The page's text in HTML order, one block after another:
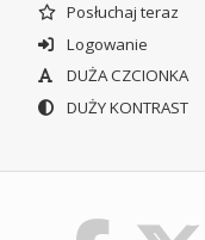
Posłuchaj teraz
Logowanie
DUŻA CZCIONKA
DUŻY KONTRAST